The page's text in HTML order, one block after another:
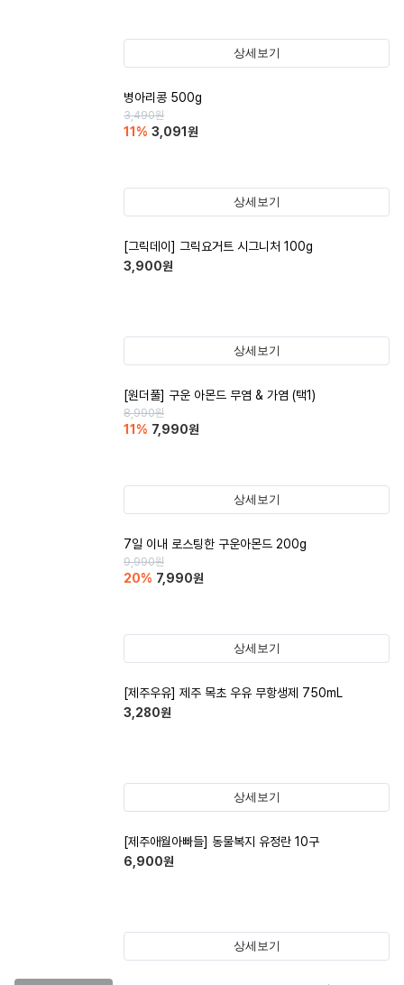
상세보기
병아리콩 500g
3,490원
11 % 3,091 원
상세보기
[그릭데이] 그릭요거트 시그니처 100g
3,900원
상세보기
[원더풀] 구운 아몬드 무염 & 가염 (택1)
8,990원
11 % 7,990원
상세보기
7일 이내 로스팅한 구운아몬드 200g
9,990원
20% 7,990원
상세보기
[제주우유] 제주 목초 우유 무항생제 750mL
3,280원
상세보기
[제주애월아빠들] 동물복지 유정란 10구
6,900원
상세보기